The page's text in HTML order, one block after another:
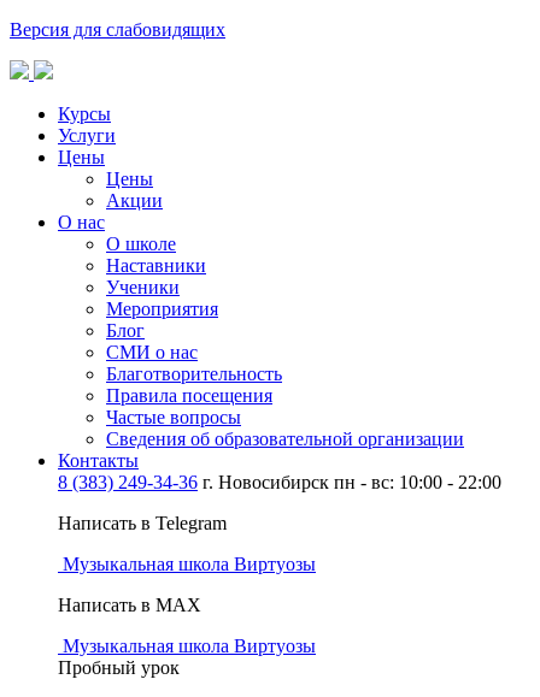
Версия для слабовидящих
Курсы
Услуги
Цены
Цены
Акции
О нас
О школе
Наставники
Ученики
Мероприятия
Блог
СМИ о нас
Благотворительность
Правила посещения
Частые вопросы
Сведения об образовательной организации
Контакты
8 (383) 249-34-36 г. Новосибирск пн - вс: 10:00 - 22:00
Написать в Telegram
Музыкальная школа Виртуозы
Написать в MAX
Музыкальная школа Виртуозы
Пробный урок